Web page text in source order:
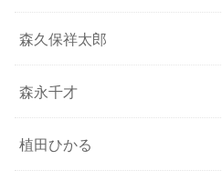
森久保祥太郎
森永千才
植田ひかる